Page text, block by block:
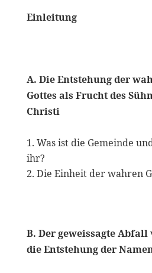
Einleitung
A. Die Entstehung der
Gottes als Frucht des
Christi
Was ist die Gemeinde
ihr?
Die Einheit der wahren
B. Der geweissagte
die Entstehung der